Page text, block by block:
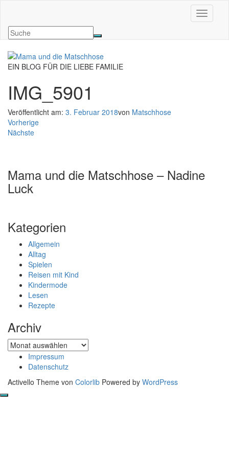
EIN BLOG FÜR DIE LIEBE FAMILIE
IMG_5901
Veröffentlicht am: 3. Februar 2018von Matschhose
Vorherige
Nächste
Mama und die Matschhose – Nadine
Luck
Kategorien
Allgemein
Alltag
Spielen
Reisen mit Kind
Kindermode
Lesen
Rezepte
Archiv
Archiv
Impressum
Datenschutz
Activello Theme von Colorlib Powered by WordPress